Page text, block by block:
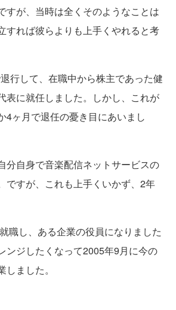
すが、当時は全くそのようなことは
すれば彼らよりも上手くやれると考
行して、在職中から株主であった健
表に就任しました。しかし、これが
4ヶ月で退任の憂き目にあいまし
分自身で音楽配信ネットサービスの
ですが、これも上手くいかず、2年
職し、ある企業の役員になりました
ンジしたくなって2005年9月に今の
ました。